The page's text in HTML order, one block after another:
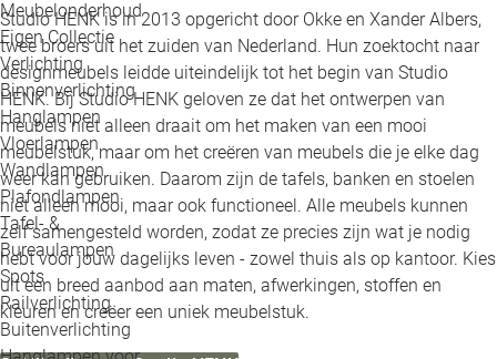
Meubelonderhoud
Eigen Collectie
Verlichting
Binnenverlichting
Hanglampen
Vloerlampen
Wandlampen
Plafondlampen
Tafel- &
Bureaulampen
Spots
Railverlichting
Buitenverlichting
Studio HENK is in 2013 opgericht door Okke en Xander Albers,
twee broers uit het zuiden van Nederland. Hun zoektocht naar
designmeubels leidde uiteindelijk tot het begin van Studio
HENK. Bij Studio HENK geloven ze dat het ontwerpen van
meubels niet alleen draait om het maken van een mooi
meubelstuk, maar om het creëren van meubels die je elke dag
weer kan gebruiken. Daarom zijn de tafels, banken en stoelen
niet alleen mooi, maar ook functioneel. Alle meubels kunnen
zelf samengesteld worden, zodat ze precies zijn wat je nodig
hebt voor jouw dagelijks leven - zowel thuis als op kantoor. Kies
uit een breed aanbod aan maten, afwerkingen, stoffen en
kleuren en creëer een uniek meubelstuk.